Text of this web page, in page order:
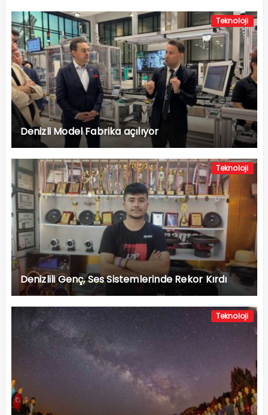
Teknoloji
Denizli Model Fabrika açılıyor
Teknoloji
Denizlili Genç, Ses Sistemlerinde Rekor Kırdı
Teknoloji